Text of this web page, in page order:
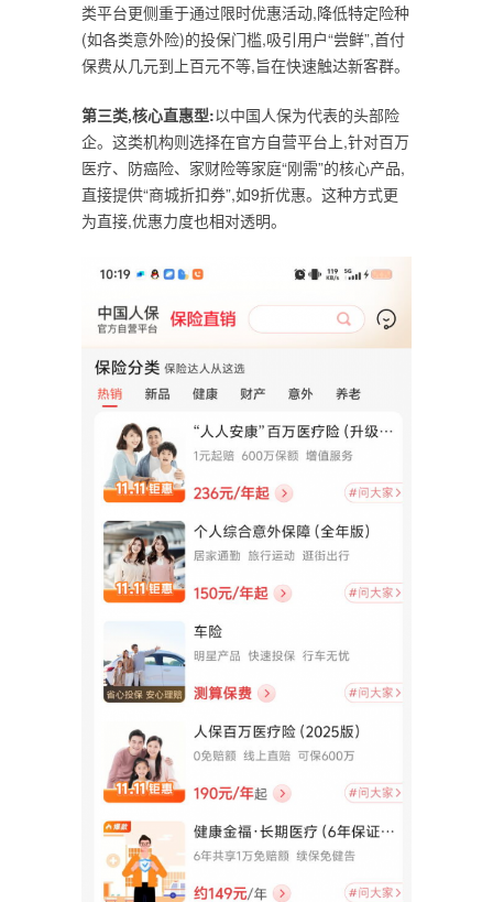
类平台更侧重于通过限时优惠活动,降低特定险种
(如各类意外险)的投保门槛,吸引用户“尝鲜”,首付
保费从几元到上百元不等,旨在快速触达新客群。
第三类,核心直惠型:以中国人保为代表的头部险
企。这类机构则选择在官方自营平台上,针对百万
医疗、防癌险、家财险等家庭“刚需”的核心产品,
直接提供“商城折扣券”,如9折优惠。这种方式更
为直接,优惠力度也相对透明。